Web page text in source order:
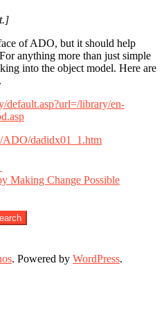
of ADO, but it should help
anything more than just simple
into the object model. Here are
default.asp?url=/library/en-
ADO/dadidx01_1.htm
Making Change Possible
. Powered by WordPress.